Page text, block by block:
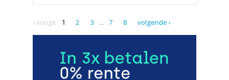
‹ vorige 1 2 3 ... 7 8 volgende ›